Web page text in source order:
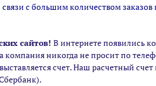
с большим количеством
сайтов! В интернете появились
компания никогда не просит по
счет. Наш расчетный